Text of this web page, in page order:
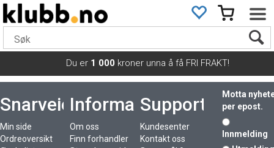
Du er 1 000 kroner unna å få FRI FRAKT!
Snarveier
Min side
Ordreoversikt
Informasjon
Om oss
Finn forhandler
Support
Kundesenter
Kontakt oss
Motta
per epost.
Innmelding